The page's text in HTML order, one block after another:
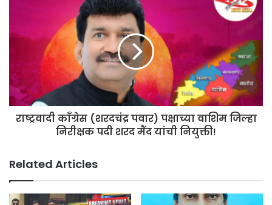
राष्ट्रवादी काँग्रेस (शरदचंद्र पवार) पक्षाच्या वाशिम जिल्हा
निरीक्षक पदी शरद मैंद यांची नियुक्ती!
Related Articles